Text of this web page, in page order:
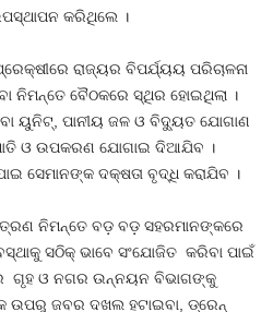
କରିଥିଲେ ।
ରାଜ୍ୟର ବିପର୍ଯ୍ୟୟ ପରିଚାଳନା
ନିମନ୍ତେ ବୈଠକରେ ସ୍ଥିର ହୋଇଥିଲା ।
ୟୁନିଟ୍, ପାନୀୟ ଜଳ ଓ ବିଦ୍ୟୁତ ଯୋଗାଣ
ଓ ଉପକରଣ ଯୋଗାଇ ଦିଆଯିବ ।
ସେମାନଙ୍କ ଦକ୍ଷତା ବୃଦ୍ଧି କରାଯିବ ।
ନିମନ୍ତେ ବଡ଼ ବଡ଼ ସହରମାନଙ୍କରେ
ସଠିକ୍ ଭାବେ ସଂଯୋଜିତ କରିବା ପାଇଁ
ଗୃହ ଓ ନଗର ଉନ୍ନୟନ ବିଭାଗଙ୍କୁ
ଉପରୁ ଜବର ଦଖଲ ହଟାଇବା, ଡ୍ରେନ୍